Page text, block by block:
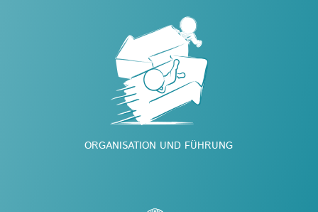
ORGANISATION UND FÜHRUNG